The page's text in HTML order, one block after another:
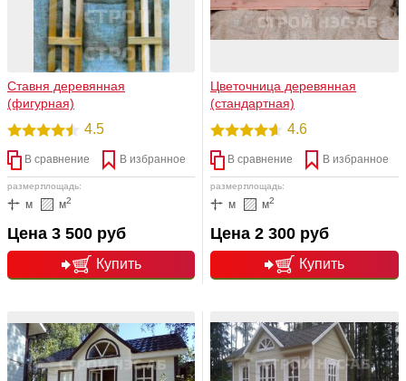
Ставня деревянная
(фигурная)
4.5
В сравнение В избранное
размер:
м
площадь:
м2
Купить
Цена 3 500 руб
подробнее
Цветочница деревянная
(стандартная)
4.6
В сравнение В избранное
размер:
м
площадь:
м2
Купить
Цена 2 300 руб
подробнее